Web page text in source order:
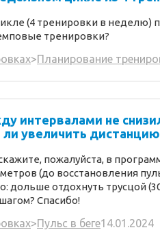
(4 тренировки в неделю)
тренировки?
>Планирование
интервалами не
ли увеличить
пожалуйста, в
(до восстановления
дольше отдохнуть трусцой
Спасибо!
>Пульс в беге14.01.2024